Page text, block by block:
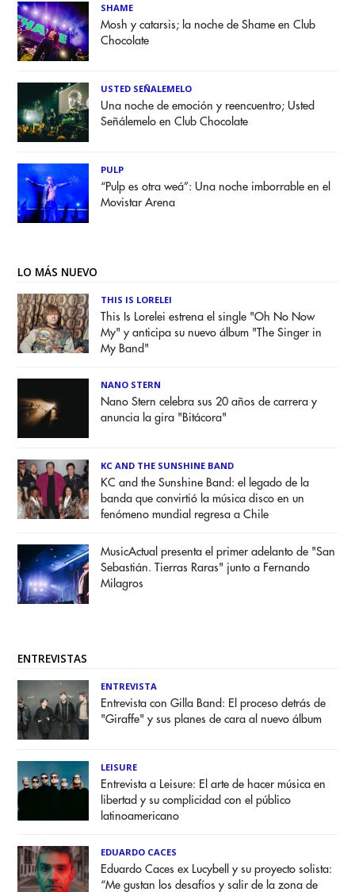
SHAME
Mosh y catarsis; la noche de Shame en Club
Chocolate
USTED SEÑALEMELO
Una noche de emoción y reencuentro; Usted
Señálemelo en Club Chocolate
PULP
“Pulp es otra weá”: Una noche imborrable en el
Movistar Arena
LO MÁS NUEVO
THIS IS LORELEI
This Is Lorelei estrena el single "Oh No Now
My" y anticipa su nuevo álbum "The Singer in
My Band"
NANO STERN
Nano Stern celebra sus 20 años de carrera y
anuncia la gira "Bitácora"
KC AND THE SUNSHINE BAND
KC and the Sunshine Band: el legado de la
banda que convirtió la música disco en un
fenómeno mundial regresa a Chile
MusicActual presenta el primer adelanto de "San
Sebastián. Tierras Raras" junto a Fernando
Milagros
ENTREVISTAS
ENTREVISTA
Entrevista con Gilla Band: El proceso detrás de
"Giraffe" y sus planes de cara al nuevo álbum
LEISURE
Entrevista a Leisure: El arte de hacer música en
libertad y su complicidad con el público
latinoamericano
EDUARDO CACES
Eduardo Caces ex Lucybell y su proyecto solista:
“Me gustan los desafíos y salir de la zona de